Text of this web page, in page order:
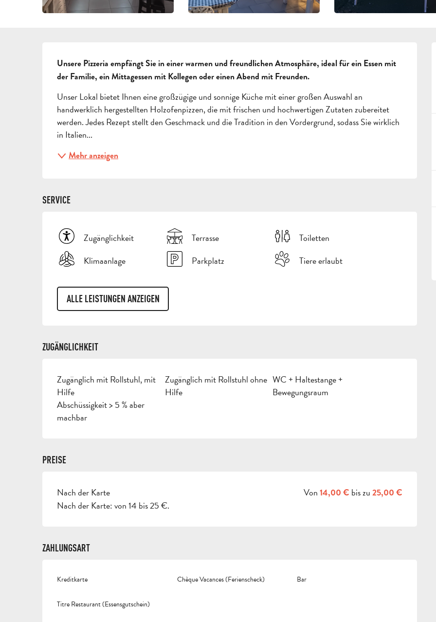
BESCHREIBUNG
Unsere Pizzeria empfängt Sie in einer warmen und freundlichen Atmosphäre, ideal für ein Essen mit
der Familie, ein Mittagessen mit Kollegen oder einen Abend mit Freunden.
Unser Lokal bietet Ihnen eine großzügige und sonnige Küche mit einer großen Auswahl an
handwerklich hergestellten Holzofenpizzen, die mit frischen und hochwertigen Zutaten zubereitet
werden. Jedes Rezept stellt den Geschmack und die Tradition in den Vordergrund, sodass Sie wirklich
in Italien...
Mehr anzeigen
SERVICE
Zugänglichkeit Terrasse
Toiletten
Klimaanlage
Parkplatz Tiere erlaubt
ALLE LEISTUNGEN ANZEIGEN
ZUGÄNGLICHKEIT
Zugänglich mit Rollstuhl, mit
Hilfe
Zugänglich mit Rollstuhl ohne
Hilfe
WC + Haltestange +
Bewegungsraum
Abschüssigkeit > 5 % aber
machbar
PREISE
PREISE 2026
Nach der Karte Von14,00 € bis zu25,00 €
Nach der Karte: von 14 bis 25 €.
ZAHLUNGSART
Kreditkarte Chèque Vacances (Ferienscheck) Bar
Titre Restaurant (Essensgutschein)